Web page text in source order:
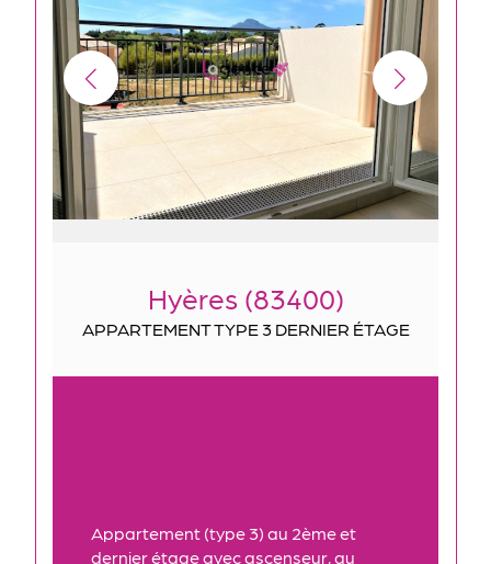
Hyères (83400)
APPARTEMENT TYPE 3 DERNIER ÉTAGE
Appartement (type 3) au 2ème et
dernier étage avec ascenseur, au